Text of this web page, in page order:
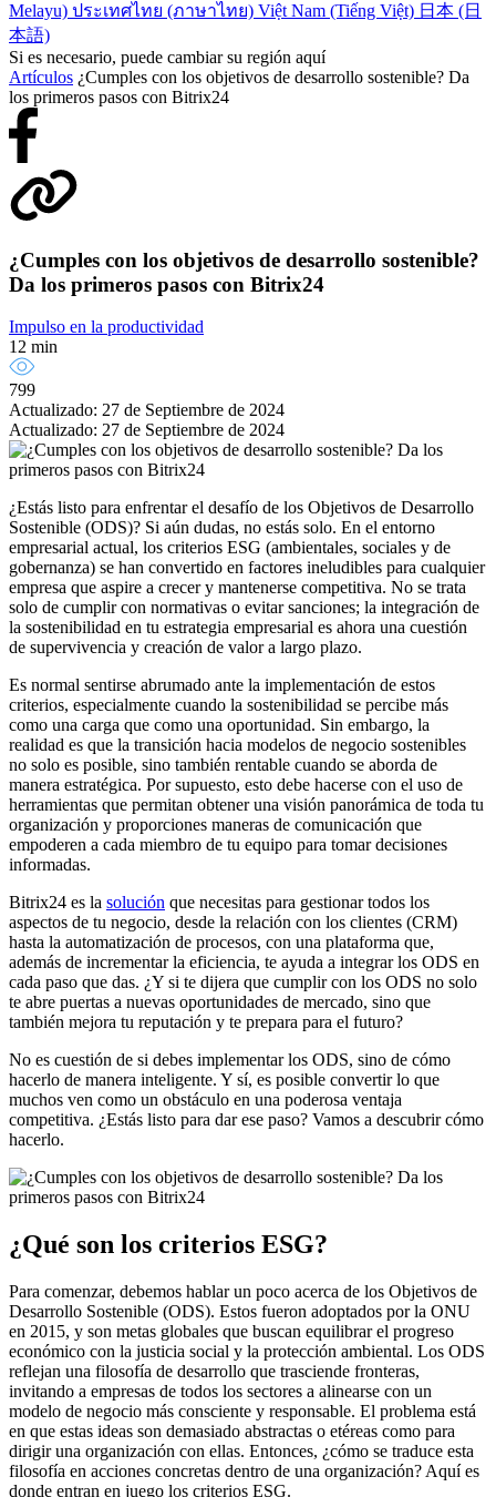
Melayu) ประเทศไทย (ภาษาไทย) Việt Nam (Tiếng Việt) 日本 (日
本語)
Si es necesario, puede cambiar su región aquí
Artículos ¿Cumples con los objetivos de desarrollo sostenible? Da
los primeros pasos con Bitrix24
¿Cumples con los objetivos de desarrollo sostenible?
Da los primeros pasos con Bitrix24
Impulso en la productividad
12 min
799
Actualizado: 27 de Septiembre de 2024
Actualizado: 27 de Septiembre de 2024
¿Estás listo para enfrentar el desafío de los Objetivos de Desarrollo
Sostenible (ODS)? Si aún dudas, no estás solo. En el entorno
empresarial actual, los criterios ESG (ambientales, sociales y de
gobernanza) se han convertido en factores ineludibles para cualquier
empresa que aspire a crecer y mantenerse competitiva. No se trata
solo de cumplir con normativas o evitar sanciones; la integración de
la sostenibilidad en tu estrategia empresarial es ahora una cuestión
de supervivencia y creación de valor a largo plazo.
Es normal sentirse abrumado ante la implementación de estos
criterios, especialmente cuando la sostenibilidad se percibe más
como una carga que como una oportunidad. Sin embargo, la
realidad es que la transición hacia modelos de negocio sostenibles
no solo es posible, sino también rentable cuando se aborda de
manera estratégica. Por supuesto, esto debe hacerse con el uso de
herramientas que permitan obtener una visión panorámica de toda tu
organización y proporciones maneras de comunicación que
empoderen a cada miembro de tu equipo para tomar decisiones
informadas.
Bitrix24 es la solución que necesitas para gestionar todos los
aspectos de tu negocio, desde la relación con los clientes (CRM)
hasta la automatización de procesos, con una plataforma que,
además de incrementar la eficiencia, te ayuda a integrar los ODS en
cada paso que das. ¿Y si te dijera que cumplir con los ODS no solo
te abre puertas a nuevas oportunidades de mercado, sino que
también mejora tu reputación y te prepara para el futuro?
No es cuestión de si debes implementar los ODS, sino de cómo
hacerlo de manera inteligente. Y sí, es posible convertir lo que
muchos ven como un obstáculo en una poderosa ventaja
competitiva. ¿Estás listo para dar ese paso? Vamos a descubrir cómo
hacerlo.
¿Qué son los criterios ESG?
Para comenzar, debemos hablar un poco acerca de los Objetivos de
Desarrollo Sostenible (ODS). Estos fueron adoptados por la ONU
en 2015, y son metas globales que buscan equilibrar el progreso
económico con la justicia social y la protección ambiental. Los ODS
reflejan una filosofía de desarrollo que trasciende fronteras,
invitando a empresas de todos los sectores a alinearse con un
modelo de negocio más consciente y responsable. El problema está
en que estas ideas son demasiado abstractas o etéreas como para
dirigir una organización con ellas. Entonces, ¿cómo se traduce esta
filosofía en acciones concretas dentro de una organización? Aquí es
donde entran en juego los criterios ESG.